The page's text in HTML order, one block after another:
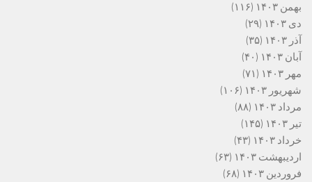
بهمن ۱۴۰۳
(۱۱۶)
دی ۱۴۰۳
(۲۹)
آذر ۱۴۰۳
(۳۵)
آبان ۱۴۰۳
(۴۰)
مهر ۱۴۰۳
(۷۱)
شهریور ۱۴۰۳
(۱۰۶)
مرداد ۱۴۰۳
(۸۸)
تیر ۱۴۰۳
(۱۴۵)
خرداد ۱۴۰۳
(۴۳)
اردیبهشت ۱۴۰۳
(۶۳)
فروردین ۱۴۰۳
(۶۸)